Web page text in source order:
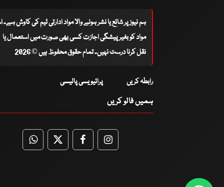
ہم نیوز پر شائع یا نشر ہونے والا مواد ادارتی ٹیم کی کاوش
مواد کو بغیر پیشگی اجازت کسی بھی صورت میں استعمال یا
نقل کرنا درست نہیں۔ تمام حقوق محفوظ ہیں © 2026
رابطہ کریں پرائیویسی پالیسی
ہمیں فالو کریں
WhatsApp
TwitterFacebookFacebook